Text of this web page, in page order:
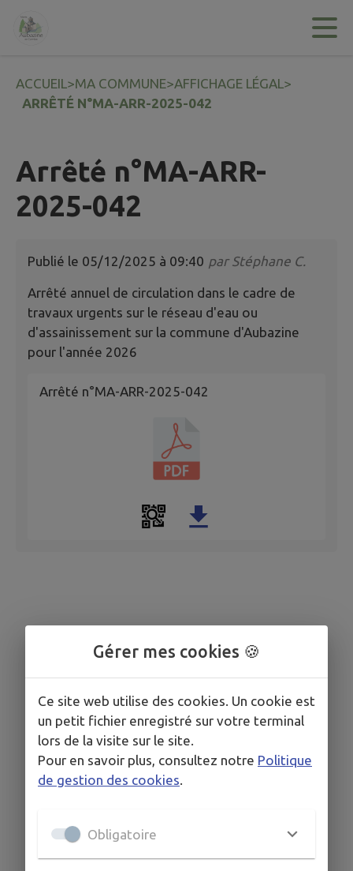
Contenu
ACCUEIL>MA COMMUNE>AFFICHAGE LÉGAL>
ARRÊTÉ N°MA-ARR-2025-042
Arrêté n°MA-ARR-
2025-042
Publié le 05/12/2025 à 09:40 parStéphane C.
Arrêté annuel de circulation dans le cadre de
travaux urgents sur le réseau d'eau ou
d'assainissement sur la commune d'Aubazine
pour l'année 2026
Arrêté n°MA-ARR-2025-042
Gérer mes cookies 🍪
Ce site web utilise des cookies. Un cookie est
un petit fichier enregistré sur votre terminal
lors de la visite sur le site.
Pour en savoir plus, consultez notre Politique
de gestion des cookies.
Obligatoire